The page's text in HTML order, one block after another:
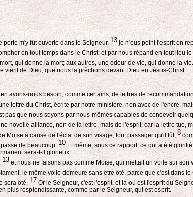
m'y fût ouverte dans le Seigneur, 13 je n'eus point l'esprit en
en tout temps dans le Christ, et par nous répand en tout lieu
qui donne la mort; aux autres, une odeur de vie, qui donne la
vient de Dieu, que nous la prêchons devant Dieu en Jésus-Christ.
avons-nous besoin, comme certains, de lettres de
lettre du Christ, écrite par notre ministère, non avec de l'encre,
pas que nous soyons par nous-mêmes capables de concevoir
novelle alliance, non de la lettre, mais de l'esprit; car la lettre tue,
Moïse à cause de l'éclat de son visage, tout passager qu'il fût,8
de beaucoup.10 Et même, sous ce rapport, ce qui a été
sera-t-il glorieux.
13et nous ne faisons pas comme Moïse, qui mettait un voile sur
le même voile demeure sans être ôté, parce que c'est dans le
sera ôté. 17 Or le Seigneur, c'est l'esprit, et là où est l'esprit du
plus resplendissante, comme par le Seigneur, qui est esprit.